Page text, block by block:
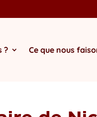
? Ce que nous